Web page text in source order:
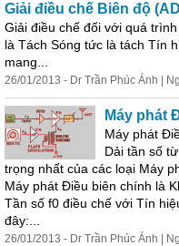
Giải điều chế Biên độ
Giải điều chế đối với quá
là Tách Sóng tức là tách Tín
mang...
26/01/2013 - Dr Trần Phúc Ánh |
Máy phát
Máy phát
Dải tần số
trọng nhất của các loại Máy
Máy phát Điều biên chính là
Tần số f0 điều chế với Tín
đây:...
26/01/2013 - Dr Trần Phúc Ánh |